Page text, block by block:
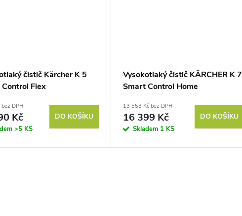
čistič Kärcher K 5
Flex
DPH
Kč
>5 KS
DO KOŠÍKU
Vysokotlaký čistič KÄRCHER K 7
Smart Control Home
13 553 Kč bez DPH
16 399 Kč
Skladem 1 KS
DO KOŠÍKU